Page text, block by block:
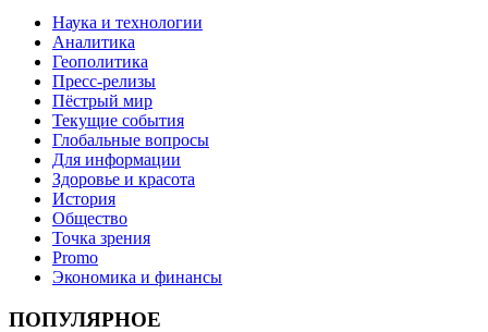
Наука и технологии
Аналитика
Геополитика
Пресс-релизы
Пёстрый мир
Текущие события
Глобальные вопросы
Для информации
Здоровье и красота
История
Общество
Точка зрения
Promo
Экономика и финансы
ПОПУЛЯРНОЕ